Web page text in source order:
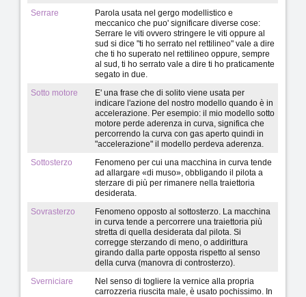
Serrare
Parola usata nel gergo modellistico e
meccanico che puo' significare diverse cose:
Serrare le viti ovvero stringere le viti oppure al
sud si dice "ti ho serrato nel rettilineo" vale a dire
che ti ho superato nel rettilineo oppure, sempre
al sud, ti ho serrato vale a dire ti ho praticamente
segato in due.
Sotto motore
E' una frase che di solito viene usata per
indicare l'azione del nostro modello quando è in
accelerazione. Per esempio: il mio modello sotto
motore perde aderenza in curva, significa che
percorrendo la curva con gas aperto quindi in
"accelerazione" il modello perdeva aderenza.
Sottosterzo
Fenomeno per cui una macchina in curva tende
ad allargare «di muso», obbligando il pilota a
sterzare di più per rimanere nella traiettoria
desiderata.
Sovrasterzo
Fenomeno opposto al sottosterzo. La macchina
in curva tende a percorrere una traiettoria più
stretta di quella desiderata dal pilota. Si
corregge sterzando di meno, o addirittura
girando dalla parte opposta rispetto al senso
della curva (manovra di controsterzo).
Sverniciare
Nel senso di togliere la vernice alla propria
carrozzeria riuscita male, è usato pochissimo. In